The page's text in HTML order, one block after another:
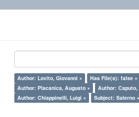
Author: Lovito, Giovanni × Has File(s): false ×
Author: Placanica, Augusto ×
Author: Caputo,
Author: Chiappinelli, Luigi ×
Subject: Salerno ×